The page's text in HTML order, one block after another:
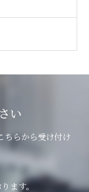
い
ちらから受け付け
ます。